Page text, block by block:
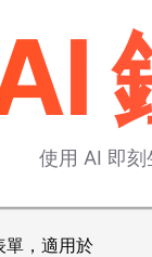
使用 AI 即
換行